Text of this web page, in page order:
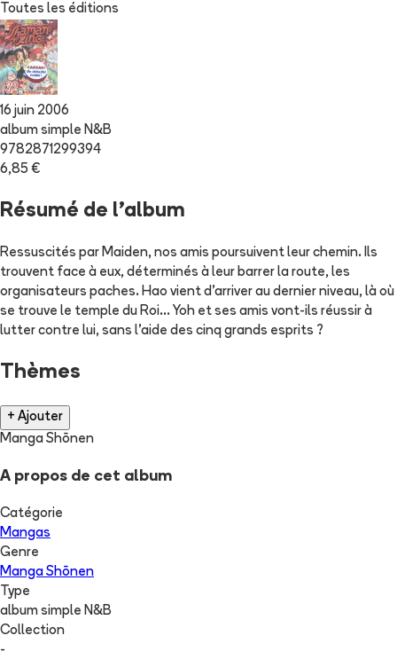
Toutes les éditions
16 juin 2006
album simple N&B
9782871299394
6,85 €
Résumé de l'album
Ressuscités par Maiden, nos amis poursuivent leur chemin. Ils
trouvent face à eux, déterminés à leur barrer la route, les
organisateurs paches. Hao vient d'arriver au dernier niveau, là où
se trouve le temple du Roi... Yoh et ses amis vont-ils réussir à
lutter contre lui, sans l'aide des cinq grands esprits ?
Thèmes
+ Ajouter
Manga Shōnen
A propos de cet album
Catégorie
Mangas
Genre
Manga Shōnen
Type
album simple N&B
Collection